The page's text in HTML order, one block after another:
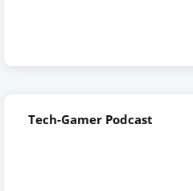
Tech-Gamer Podcast